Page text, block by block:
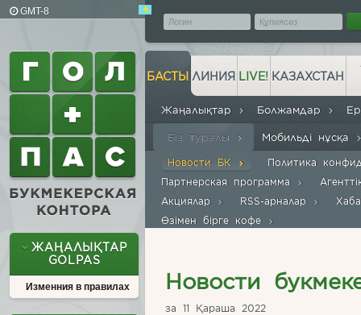
GMT-8
ЖАҢАЛЫҚТАР
GOLPAS
Изменния в правилах
БАСТЫ
Жаңалықтар Болжамдар
Біз туралы
Новости БК
Политика
Партнерская программа
Акциялар
RSS-арналар
Өзімен бірге кофе
Мобильді нұсқа
ЛИНИЯ LIVE! КАЗАХСТАН
Новости
за 11 Қараша 2022